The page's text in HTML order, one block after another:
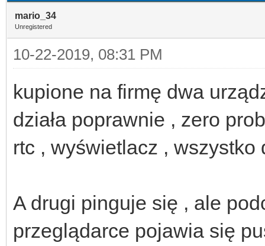
mario_34
Unregistered
10-22-2019, 08:31 PM
kupione na firmę dwa
działa poprawnie , zero
rtc , wyświetlacz , wszystko
A drugi pinguje się , ale
przeglądarce pojawia się